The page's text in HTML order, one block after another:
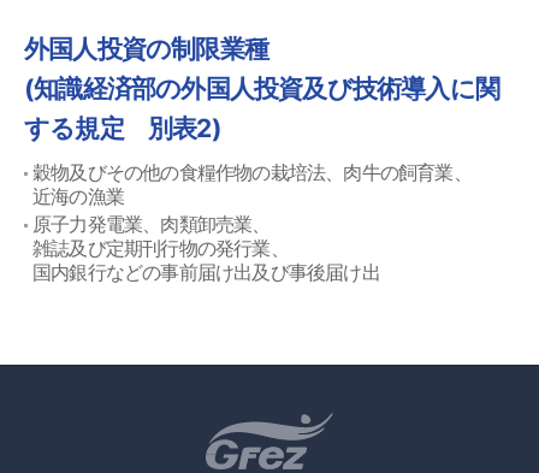
外国人投資の制限業種
(知識経済部の外国人投資及び技術導入に関
する規定 別表2)
穀物及びその他の食糧作物の栽培法、肉牛の飼育業、
近海の漁業
原子力発電業、肉類卸売業、
雑誌及び定期刊行物の発行業、
国内銀行などの事前届け出及び事後届け出